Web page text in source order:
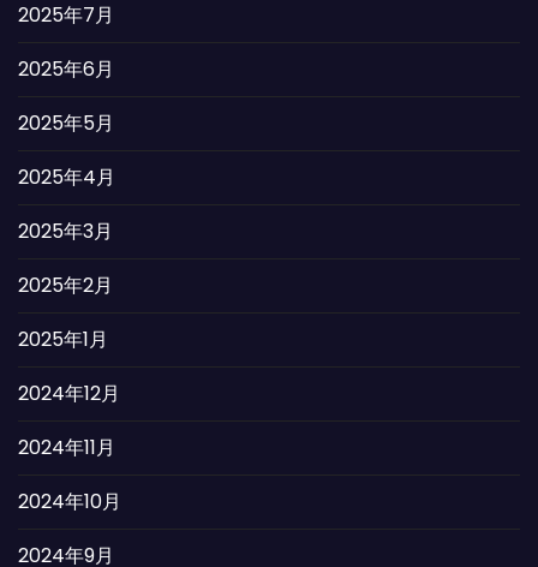
2025年7月
2025年6月
2025年5月
2025年4月
2025年3月
2025年2月
2025年1月
2024年12月
2024年11月
2024年10月
2024年9月